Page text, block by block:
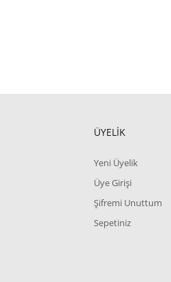
ÜYELİK
Yeni Üyelik
Üye Girişi
Şifremi Unuttum
Sepetiniz